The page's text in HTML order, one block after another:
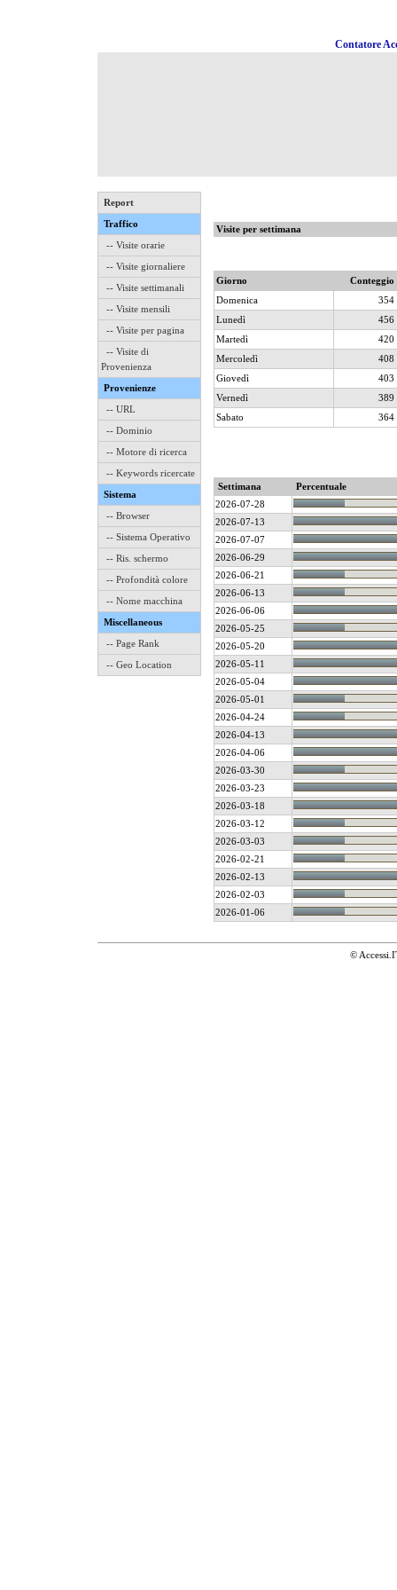
Contatore
Report
Traffico
-- Visite orarie
-- Visite giornaliere
-- Visite settimanali
-- Visite mensili
-- Visite per pagina
-- Visite di
Provenienza
Provenienze
-- URL
-- Dominio
-- Motore di ricerca
-- Keywords ricercate
Sistema
-- Browser
-- Sistema Operativo
-- Ris. schermo
-- Profondità colore
-- Nome macchina
Miscellaneous
-- Page Rank
-- Geo Location
Visite per settimana
Giorno
Conteggio
Domenica
354
Lunedì
456
Martedì
420
Mercoledì
408
Giovedì
403
Vernedì
389
Sabato
364
Settimana
Percentuale
2026-07-28
2026-07-13
2026-07-07
2026-06-29
2026-06-21
2026-06-13
2026-06-06
2026-05-25
2026-05-20
2026-05-11
2026-05-04
2026-05-01
2026-04-24
2026-04-13
2026-04-06
2026-03-30
2026-03-23
2026-03-18
2026-03-12
2026-03-03
2026-02-21
2026-02-13
2026-02-03
2026-01-06
©